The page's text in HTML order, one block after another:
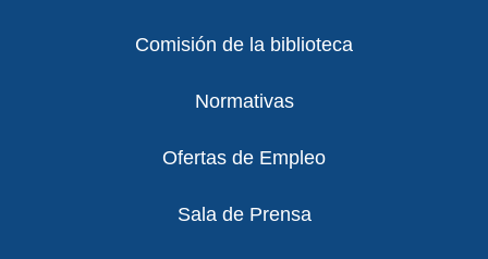
Comisión de la biblioteca
Normativas
Ofertas de Empleo
Sala de Prensa